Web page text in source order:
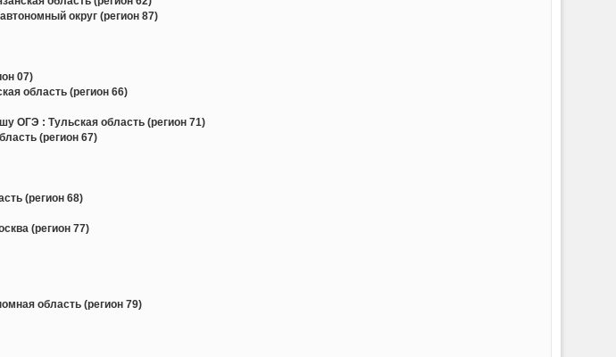
округ (регион 87)
07)
область (регион 66)
ОГЭ : Тульская область (регион 71)
(регион 67)
(регион 68)
(регион 77)
область (регион 79)